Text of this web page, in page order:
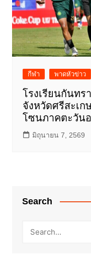
กีฬา พาดหัวข่าว
โรงเรียนกันทร
จังหวัดศรีสะเก
โซนภาคตะวัน
มิถุนายน 7, 2569
Search